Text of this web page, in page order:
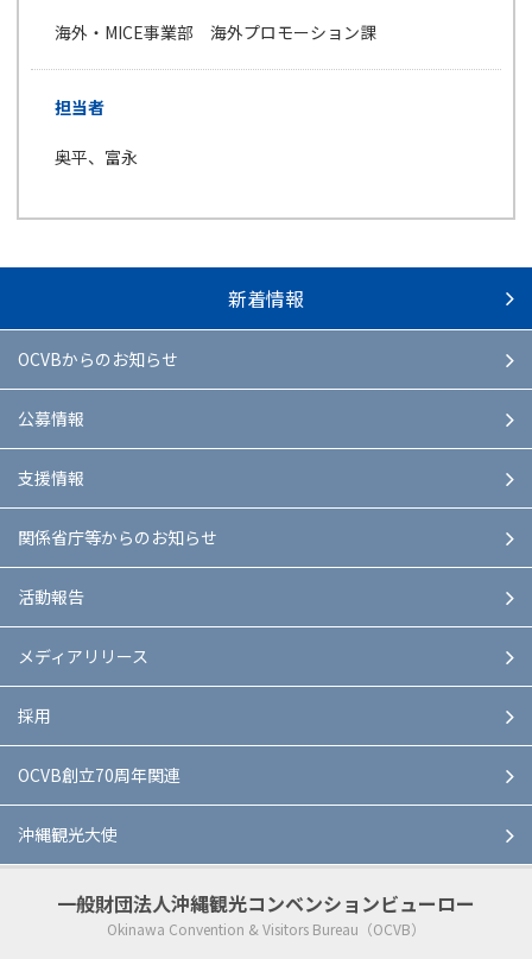
海外・MICE事業部 海外プロモーション課
担当者
奥平、富永
新着情報
OCVBからのお知らせ
公募情報
支援情報
関係省庁等からのお知らせ
活動報告
メディアリリース
採用
OCVB創立70周年関連
沖縄観光大使
一般財団法人沖縄観光コンベンションビューロー
Okinawa Convention & Visitors Bureau（OCVB）